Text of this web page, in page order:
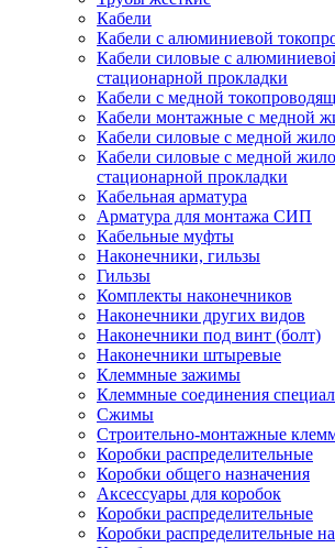
Кабели
Кабели с алюминиевой
Кабели силовые с
стационарной прокладки
Кабели с медной
Кабели монтажные с медной
Кабели силовые с медной
Кабели силовые с медной
стационарной прокладки
Кабельная арматура
Арматура для монтажа СИП
Кабельные муфты
Наконечники, гильзы
Гильзы
Комплекты наконечников
Наконечники других видов
Наконечники под винт (болт)
Наконечники штыревые
Клеммные зажимы
Клеммные соединения
Сжимы
Строительно-монтажные
Коробки распределительные
Коробки общего назначения
Аксессуары для коробок
Коробки распределительные
Коробки распределительные